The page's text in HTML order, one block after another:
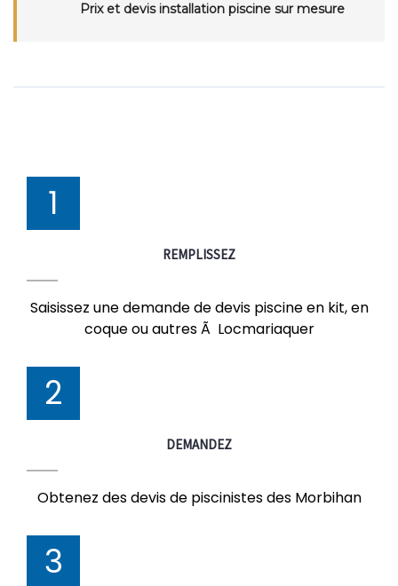
Prix et devis installation piscine sur mesure
1
REMPLISSEZ
Saisissez une demande de devis piscine en kit, en
coque ou autres Ã Locmariaquer
2
DEMANDEZ
Obtenez des devis de piscinistes des Morbihan
3